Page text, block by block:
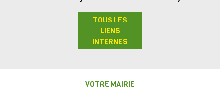
TOUS LES
LIENS
INTERNES
VOTRE MAIRIE